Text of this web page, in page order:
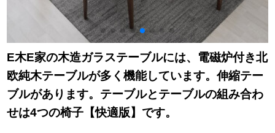
E木E家の木造ガラステーブルには、電磁炉付き北
欧純木テーブルが多く機能しています。伸縮テー
ブルがあります。テーブルとテーブルの組み合わ
せは4つの椅子【快適版】です。